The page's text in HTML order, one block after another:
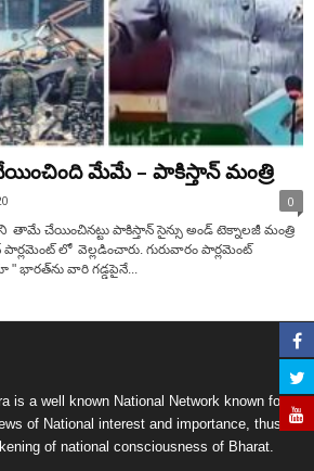
మేమే – పాకిస్తాన్ మంత్రి
0
చేయించిన‌ట్టు పాకిస్తాన్ సైన్సు అండ్ టెక్నాల‌జీ మంత్రి
లో వెల్ల‌డించారు. గురువారం పార్లమెంట్
వారి గ‌డ్డ‌పైనే...
is a well known National Network known for
of National interest and importance, thus
of national consciousness of Bharat.